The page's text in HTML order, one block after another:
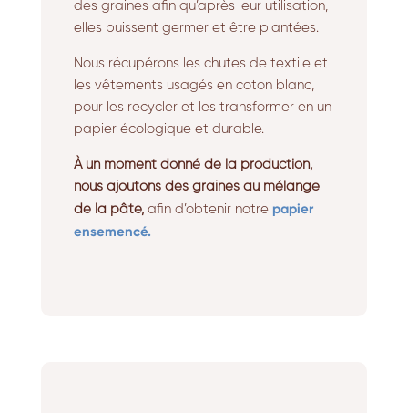
des graines afin qu’après leur utilisation,
elles puissent germer et être plantées.
Nous récupérons les chutes de textile et
les vêtements usagés en coton blanc,
pour les recycler et les transformer en un
papier écologique et durable.
À un moment donné de la production,
nous ajoutons des graines au mélange
de la pâte,afin d’obtenir notre papier
ensemencé.